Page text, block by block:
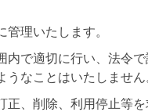
理いたします。
で適切に行い、法令
なことはいたしません
、削除、利用停止等